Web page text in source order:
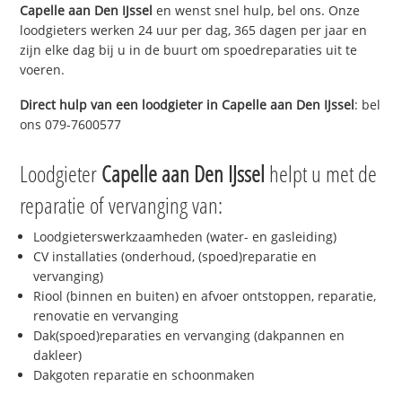
Capelle aan Den IJssel en wenst snel hulp, bel ons. Onze
loodgieters werken 24 uur per dag, 365 dagen per jaar en
zijn elke dag bij u in de buurt om spoedreparaties uit te
voeren.
Direct hulp van een loodgieter inCapelle aan Den IJssel: bel
ons 079-7600577
LoodgieterCapelle aan Den IJssel helpt u met de
reparatie of vervanging van:
Loodgieterswerkzaamheden (water- en gasleiding)
CV installaties (onderhoud, (spoed)reparatie en
vervanging)
Riool (binnen en buiten) en afvoer ontstoppen, reparatie,
renovatie en vervanging
Dak(spoed)reparaties en vervanging (dakpannen en
dakleer)
Dakgoten reparatie en schoonmaken